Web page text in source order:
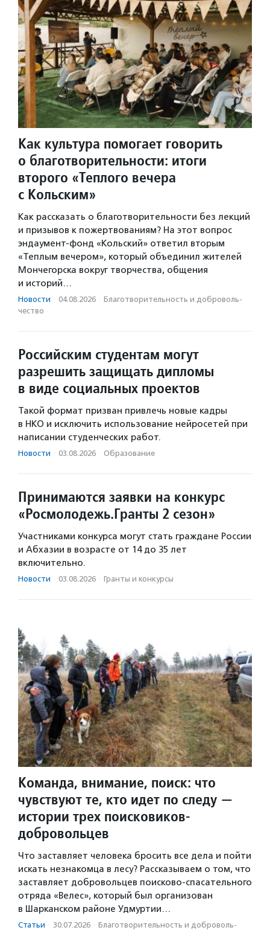
Как культура помогает говорить
о благотворительности: итоги
второго «Теплого вечера
с Кольским»
Как рассказать о благотворительности без лекций
и призывов к пожертвованиям? На этот вопрос
эндаумент-фонд «Кольский» ответил вторым
«Теплым вечером», который объединил жителей
Мончегорска вокруг творчества, общения
и историй…
Новости · 04.08.2026 · Благотвори­тель­ность и доброволь­
чест­во
Российским студентам могут
разрешить защищать дипломы
в виде социальных проектов
Такой формат призван привлечь новые кадры
в НКО и исключить использование нейросетей при
написании студенческих работ.
Новости · 03.08.2026 · Образование
Принимаются заявки на конкурс
«Росмолодежь.Гранты 2 сезон»
Участниками конкурса могут стать граждане России
и Абхазии в возрасте от 14 до 35 лет
включительно.
Новости · 03.08.2026 · Гранты и конкурсы
Команда, внимание, поиск: что
чувствуют те, кто идет по следу —
истории трех поисковиков-
добровольцев
Что заставляет человека бросить все дела и пойти
искать незнакомца в лесу? Рассказываем о том, что
заставляет добровольцев поисково-спасательного
отряда «Велес», который был организован
в Шарканском районе Удмуртии…
Статьи · 30.07.2026 · Благотвори­тель­ность и доброволь­